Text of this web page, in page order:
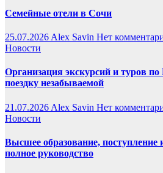
Семейные отели в Сочи
25.07.2026 Alex Savin Нет
Новости
Организация экскурсий и туров
поездку незабываемой
21.07.2026 Alex Savin Нет
Новости
Высшее образование, поступление
полное руководство